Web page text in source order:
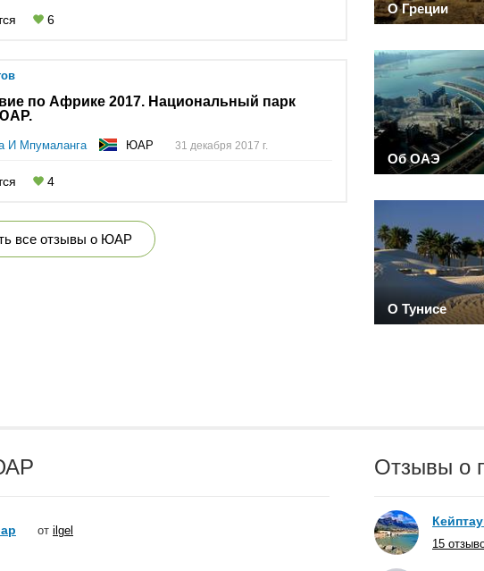
6
по Африке 2017. Национальный парк
И Мпумаланга ЮАР 31 декабря 2017 г.
4
все отзывы о ЮАР
О Греции
Об ОАЭ
О Тунисе
от ilgel
Отзывы о
15